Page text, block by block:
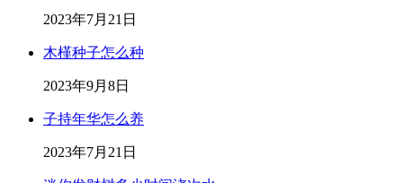
2023年7月21日
木槿种子怎么种
2023年9月8日
子持年华怎么养
2023年7月21日